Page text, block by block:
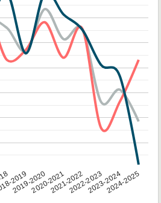
2019
2019-20202020-20212021-20222022-20232023-20242024-2025